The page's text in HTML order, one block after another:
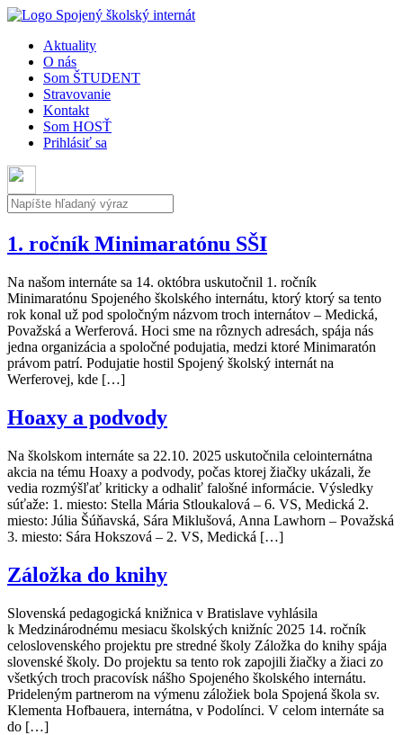
Aktuality
O nás
Som ŠTUDENT
Stravovanie
Kontakt
Som HOSŤ
Prihlásiť sa
1. ročník Minimaratónu SŠI
Na našom internáte sa 14. októbra uskutočnil 1. ročník
Minimaratónu Spojeného školského internátu, ktorý ktorý sa tento
rok konal už pod spoločným názvom troch internátov – Medická,
Považská a Werferová. Hoci sme na rôznych adresách, spája nás
jedna organizácia a spoločné podujatia, medzi ktoré Minimaratón
právom patrí. Podujatie hostil Spojený školský internát na
Werferovej, kde […]
Hoaxy a podvody
Na školskom internáte sa 22.10. 2025 uskutočnila celointernátna
akcia na tému Hoaxy a podvody, počas ktorej žiačky ukázali, že
vedia rozmýšľať kriticky a odhaliť falošné informácie. Výsledky
súťaže: 1. miesto: Stella Mária Stloukalová – 6. VS, Medická 2.
miesto: Júlia Šúňavská, Sára Miklušová, Anna Lawhorn – Považská
3. miesto: Sára Hokszová – 2. VS, Medická […]
Záložka do knihy
Slovenská pedagogická knižnica v Bratislave vyhlásila
k Medzinárodnému mesiacu školských knižníc 2025 14. ročník
celoslovenského projektu pre stredné školy Záložka do knihy spája
slovenské školy. Do projektu sa tento rok zapojili žiačky a žiaci zo
všetkých troch pracovísk nášho Spojeného školského internátu.
Prideleným partnerom na výmenu záložiek bola Spojená škola sv.
Klementa Hofbauera, internátna, v Podolínci. V celom internáte sa
do […]